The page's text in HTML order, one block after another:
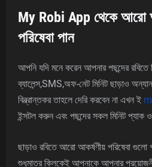
My Robi App থেকে আরো
পরিষেবা পান
আপনি যদি মনে করেন আপনার পছন্দের রবিতে
ব্যালেন্স,SMS,অফ-নেট মিনিট ছাড়াও
বিব্ভ্রান্তকর তাহলে দেরি করবেন না এখন ই
ইন্সটল করুন এবং পছন্দের সকল মিনিট প্যাক
ছাড়াও রবিতে আরো আকর্ষণীয় পরিষেবা গুলো
শুধুমাত্র ক্লিকেই আপনাকে আপনার